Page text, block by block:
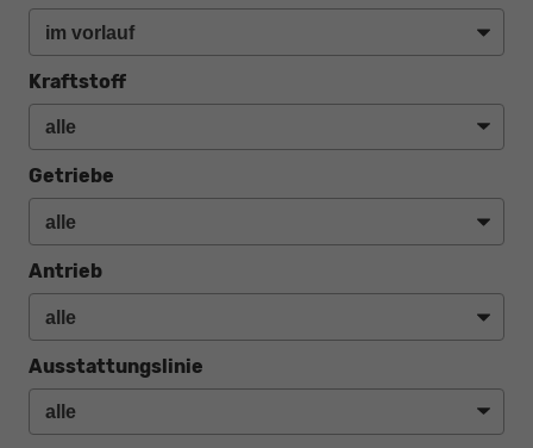
Kraftstoff
Getriebe
Antrieb
Ausstattungslinie